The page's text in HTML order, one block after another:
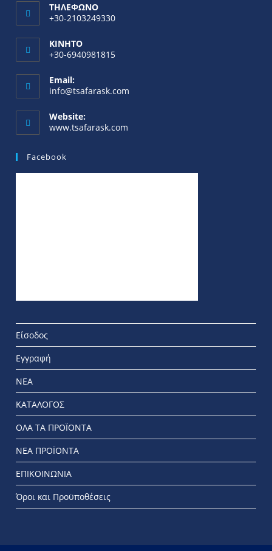
ΤΗΛΕΦΩΝΟ
+30-2103249330
ΚΙΝΗΤΟ
+30-6940981815
Email:
info@tsafarask.com
Website:
www.tsafarask.com
Facebook
Είσοδος
Εγγραφή
ΝΕΑ
ΚΑΤΑΛΟΓΟΣ
ΟΛΑ ΤΑ ΠΡΟΪΟΝΤΑ
ΝΕΑ ΠΡΟΪΟΝΤΑ
ΕΠΙΚΟΙΝΩΝΙΑ
Όροι και Προϋποθέσεις